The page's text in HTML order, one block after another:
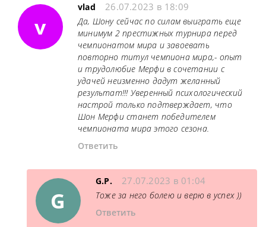
Китая
v
vlad 26.07.2023 в 18:09
Да, Шону сейчас по силам выиграть еще
минимум 2 престижных турнира перед
чемпионатом мира и завоевать
повторно титул чемпиона мира,- опыт
и трудолюбие Мерфи в сочетании с
удачей неизменно дадут желанный
результат!!! Уверенный психологический
настрой только подтверждает, что
Шон Мерфи станет победителем
чемпионата мира этого сезона.
Ответить
G
G.P. 27.07.2023 в 01:04
Тоже за него болею и верю в успех ))
Ответить